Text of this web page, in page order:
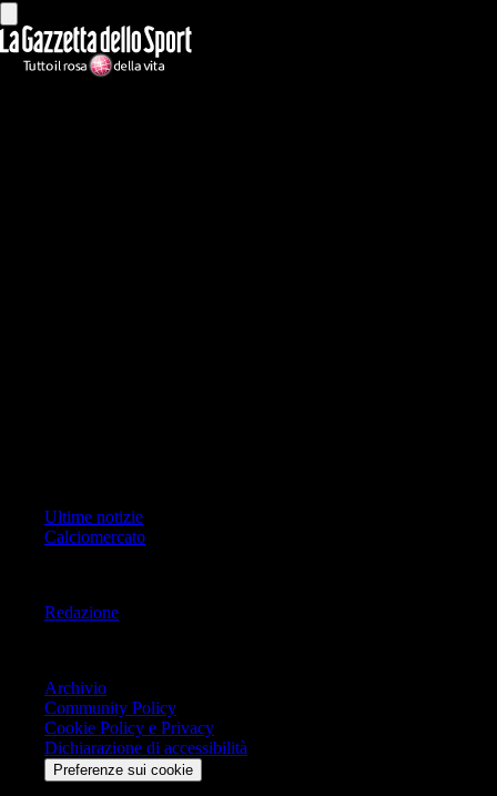
Ultime notizie
Calciomercato
Redazione
Archivio
Community Policy
Cookie Policy e Privacy
Dichiarazione di accessibilità
Preferenze sui cookie